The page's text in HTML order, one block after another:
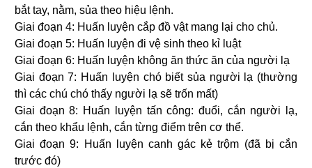
bắt tay, nằm, sủa theo hiệu lệnh.
Giai đoạn 4: Huấn luyện cắp đồ vật mang lại cho chủ.
Giai đoạn 5: Huấn luyện đi vệ sinh theo kỉ luật
Giai đoạn 6: Huấn luyện không ăn thức ăn của người lạ
Giai đoạn 7: Huấn luyện chó biết sủa người lạ (thường
thì các chú chó thấy người lạ sẽ trốn mất)
Giai đoạn 8: Huấn luyện tấn công: đuổi, cắn người lạ,
cắn theo khẩu lệnh, cắn từng điểm trên cơ thể.
Giai đoạn 9: Huấn luyện canh gác kẻ trộm (đã bị cắn
trước đó)